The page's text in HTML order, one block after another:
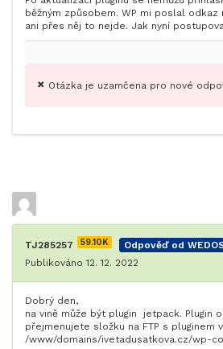
běžným způsobem. WP mi poslal odkaz
ani přes něj to nejde. Jak nyní
Otázka je uzamčena pro nové
TJ285257 59.10K
Odpověď od
Publikováno 12. 12. 2022
Dobrý den,
na vině může být plugin jetpack. Plugin
přejmenujete složku na FTP s pluginem
/www/domains/ivetadusatkova.cz/wp-